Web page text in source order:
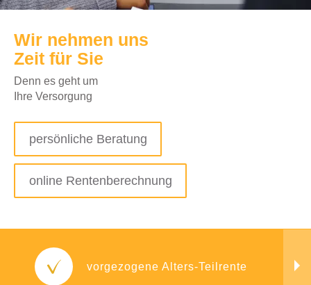
Wir nehmen uns
Zeit für Sie
Denn es geht um
Ihre Versorgung
persönliche Beratung
online Rentenberechnung
vorgezogene Alters-Teilrente